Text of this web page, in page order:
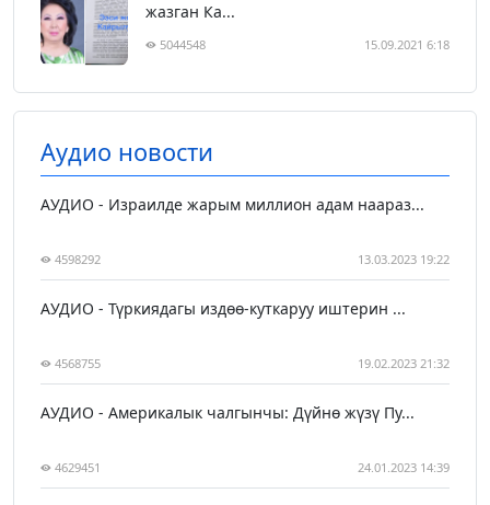
жазган Ка...
5044548 15.09.2021 6:18
Аудио новости
АУДИО - Израилде жарым миллион адам наараз...
4598292 13.03.2023 19:22
АУДИО - Түркиядагы издөө-куткаруу иштерин ...
4568755 19.02.2023 21:32
АУДИО - Америкалык чалгынчы: Дүйнө жүзү Пу...
4629451 24.01.2023 14:39